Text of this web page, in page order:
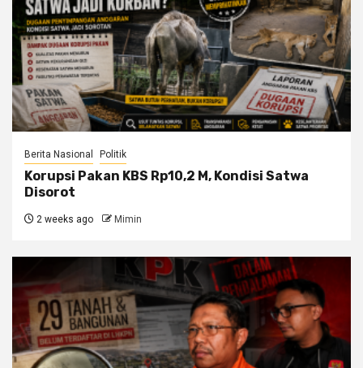
Berita Nasional Politik
Korupsi Pakan KBS Rp10,2 M, Kondisi Satwa
Disorot
2 weeks ago Mimin